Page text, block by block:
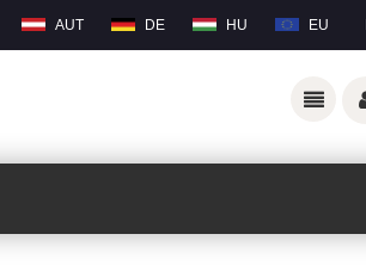
AUT DE HU EU